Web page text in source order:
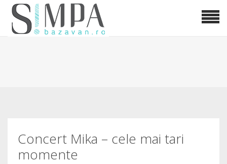
Concert Mika – cele mai tari
momente